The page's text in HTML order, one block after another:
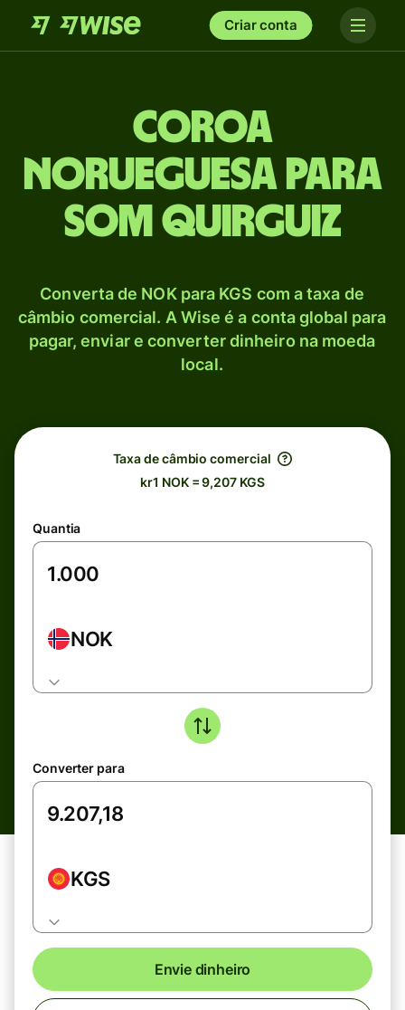
Criar conta
Coroa
norueguesa para
Som quirguiz
Converta de NOK para KGS com a taxa de
câmbio comercial. A Wise é a conta global para
pagar, enviar e converter dinheiro na moeda
local.
Taxa de câmbio comercial
kr1 NOK = 9,207 KGS
Quantia
NOK
Converter para
KGS
Envie dinheiro